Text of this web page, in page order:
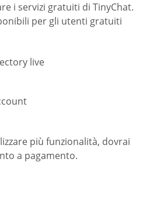
i servizi gratuiti di TinyChat.
per gli utenti gratuiti
live
più funzionalità, dovrai
a pagamento.